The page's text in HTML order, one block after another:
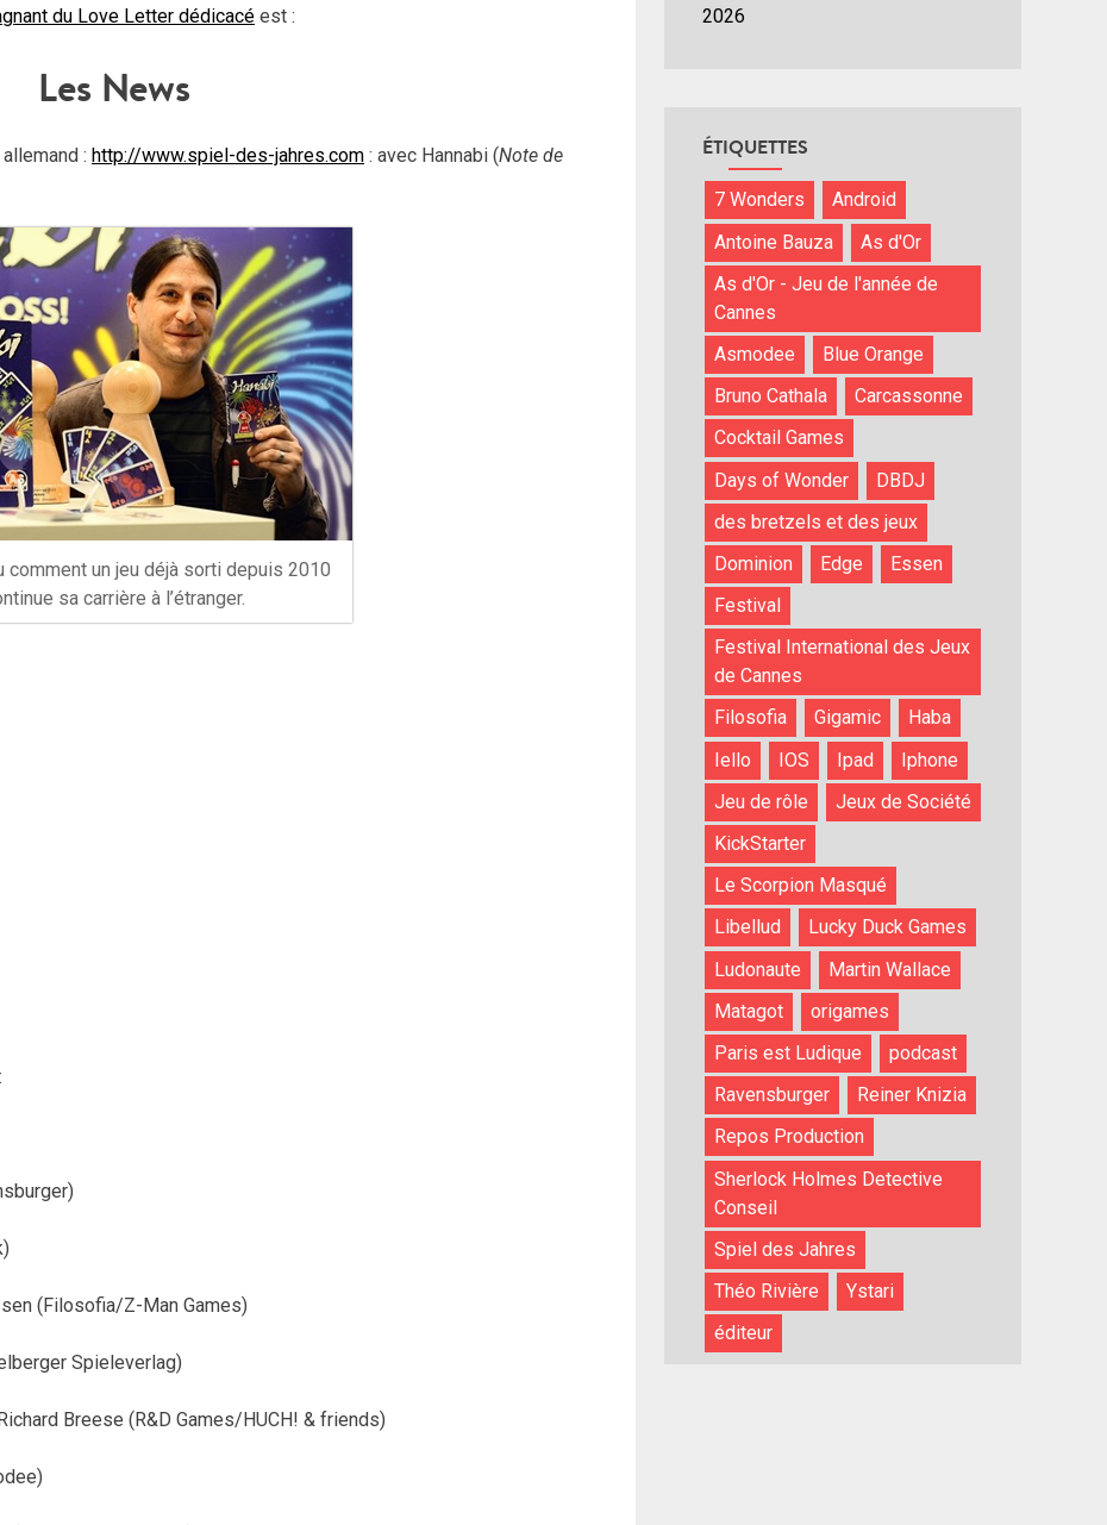
du Love Letter dédicacé est :
Les News
: http://www.spiel-des-jahres.com : avec Hannabi (Note de
comment un jeu déjà sorti depuis 2010
sa carrière à l’étranger.
(Filosofia/Z-Man Games)
Spieleverlag)
Breese (R&D Games/HUCH! & friends)
2026
ÉTIQUETTES
7 Wonders
Android
Antoine Bauza
As d'Or
As d'Or - Jeu de l'année de
Cannes
Asmodee
Blue Orange
Bruno Cathala
Carcassonne
Cocktail Games
Days of Wonder
DBDJ
des bretzels et des jeux
Dominion
Edge
Essen
Festival
Festival International des Jeux
de Cannes
Filosofia
Gigamic
Haba
Iello
IOS Ipad
Iphone
Jeu de rôle
Jeux de Société
KickStarter
Le Scorpion Masqué
Libellud
Lucky Duck Games
Ludonaute
Martin Wallace
Matagot
origames
Paris est Ludique
podcast
Ravensburger
Reiner Knizia
Repos Production
Sherlock Holmes Detective
Conseil
Spiel des Jahres
Théo Rivière
Ystari
éditeur